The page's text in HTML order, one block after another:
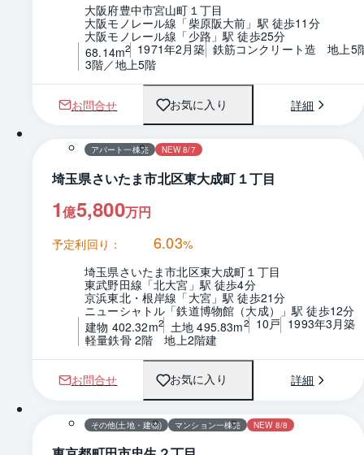
大阪府豊中市宮山町１丁目
大阪モノレール線「柴原阪大前」駅 徒歩11分
大阪モノレール線「少路」駅 徒歩25分
68.14m2 1971年2月築 鉄筋コンクリート造　地上5
3階／地上5階
お問合せ お気に入り 詳細
1 / 0 間取り
アパート一棟売 NEW 8/7
埼玉県さいたま市北区東大成町１丁目
1億5,800万円
予定利回り： 6.03%
埼玉県さいたま市北区東大成町１丁目
東武野田線「北大宮」駅 徒歩4分
京浜東北・根岸線「大宮」駅 徒歩21分
ニューシャトル「鉄道博物館（大成）」駅 徒歩12分
建物 402.32m2 土地 495.83m2 10戸 1993年3月築
軽量鉄骨 2階　地上2階建
お問合せ お気に入り 詳細
1 / 0
その他(土地・建物) マンション一棟売 NEW 8/8